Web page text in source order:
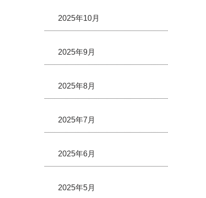
2025年10月
2025年9月
2025年8月
2025年7月
2025年6月
2025年5月